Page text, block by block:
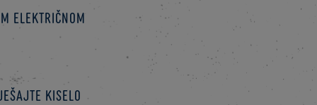
električnom
kiselo